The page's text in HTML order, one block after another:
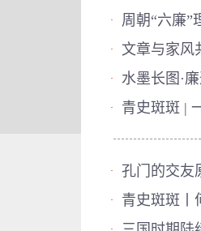
· 周朝“六廉”
· 文章与家风
· 水墨长图·
· 青史斑斑 |
· 孔门的交友
· 青史斑斑丨